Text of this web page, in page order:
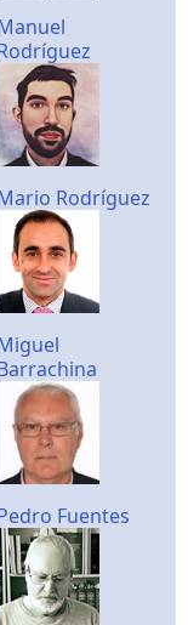
Rodríguez
Fuentes